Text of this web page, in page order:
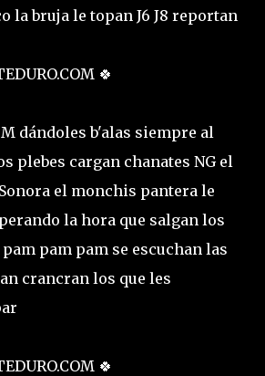
la bruja le topan J6 J8 reportan
🍀
dándoles b'alas siempre al
plebes cargan chanates NG el
el monchis pantera le
la hora que salgan los
pam pam se escuchan las
crancran los que les
🍀